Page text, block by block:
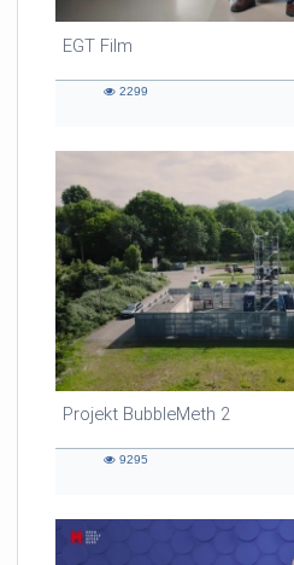
EGT Film
02:48 duration
2299
Projekt BubbleMeth 2
01:02 duration
9295